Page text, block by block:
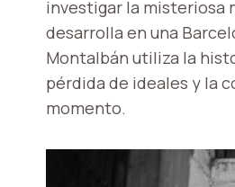
investigar la misteriosa
desarrolla en una
Montalbán utiliza la
pérdida de ideales y la
momento.